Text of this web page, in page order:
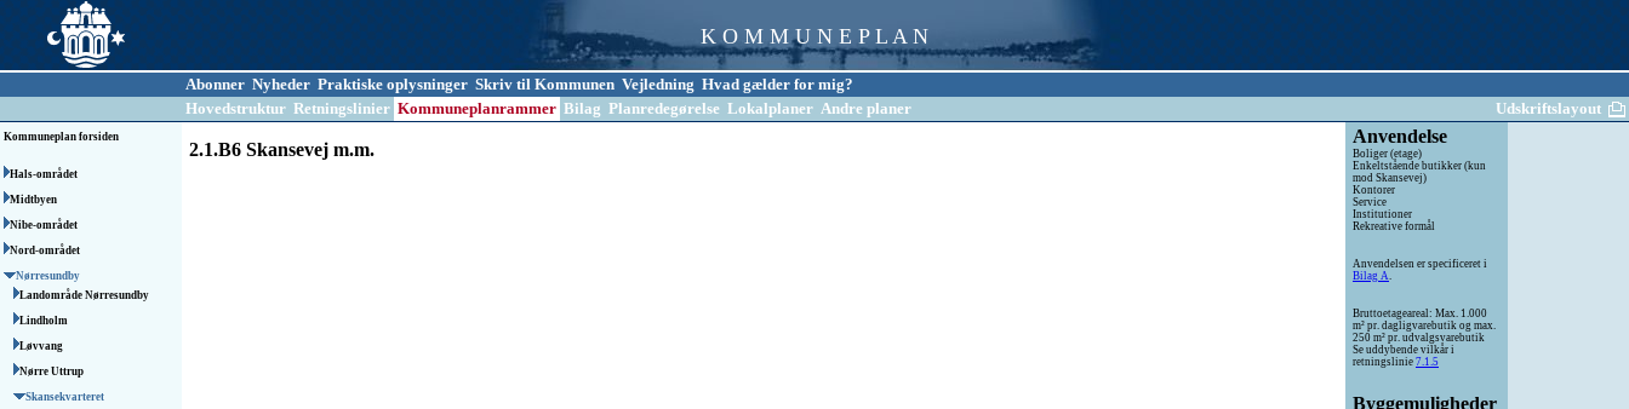
K O M M U N E P L A N
Abonner Nyheder Praktiske oplysninger Skriv til Kommunen Vejledning Hvad gælder for mig?
Hovedstruktur Retningslinier Kommuneplanrammer Bilag Planredegørelse Lokalplaner Andre planer Udskriftslayout
Kommuneplan forsiden
Hals-området
Midtbyen
Nibe-området
Nord-området
Nørresundby
Landområde Nørresundby
Lindholm
Løvvang
Nørre Uttrup
Skansekvarteret
2.1.B6 Skansevej m.m.
Anvendelse
Boliger (etage)
Enkeltstående butikker (kun
mod Skansevej)
Kontorer
Service
Institutioner
Rekreative formål
Anvendelsen er specificeret i
Bilag A
Bruttoetageareal: Max. 1.000
m² pr. dagligvarebutik og max.
250 m² pr. udvalgsvarebutik
Se uddybende vilkår i
retningslinie 7.1.5
Byggemuligheder